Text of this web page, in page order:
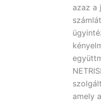
azaz a
amely